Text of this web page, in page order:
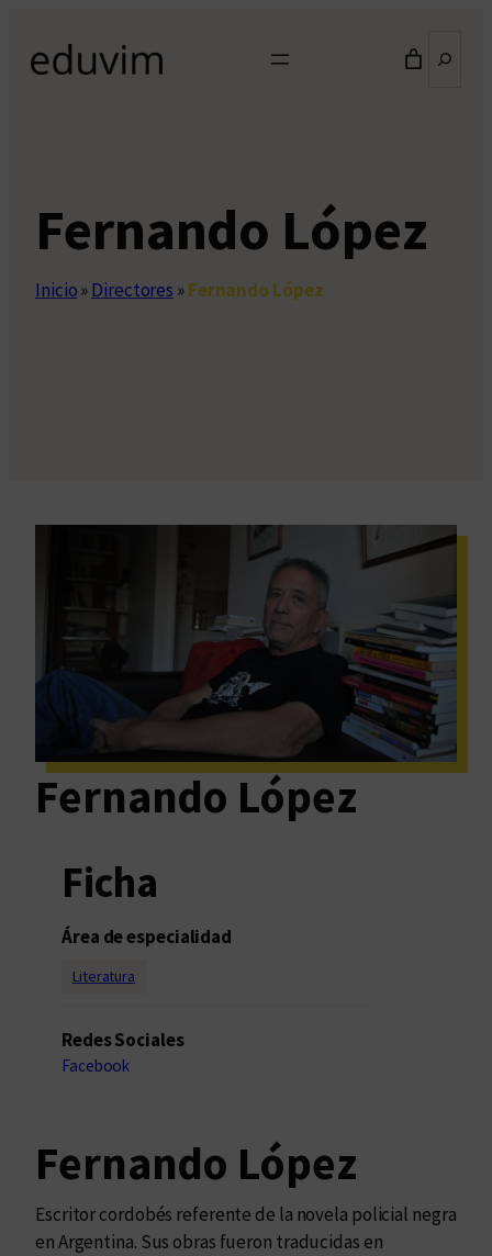
contenido
Fernando López
Inicio» Directores »Fernando López
Fernando López
Ficha
Área de especialidad
Literatura
Redes Sociales
Facebook
Fernando López
Escritor cordobés referente de la novela policial negra
en Argentina. Sus obras fueron traducidas en